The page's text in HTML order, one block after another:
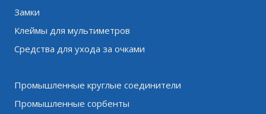
Замки
Клеймы для мультиметров
Средства для ухода за очками
Промышленные круглые соединители
Промышленные сорбенты